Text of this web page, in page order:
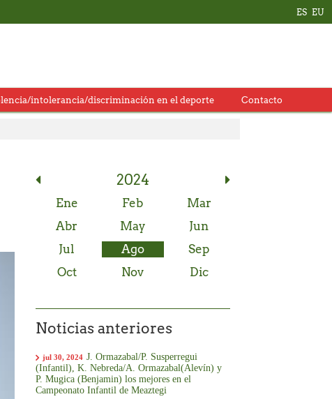
ES EU
intolerancia/discriminación en el deporte Contacto
Carlos Hekneby
la web oficial.
2024
Ene Feb
Mar
Abr
May
Jun
Jul
Ago
Sep
Oct
Nov Dic
Noticias anteriores
jul 30, 2024 J. Ormazabal/P. Susperregui
(Infantil), K. Nebreda/A. Ormazabal(Alevín) y
P. Mugica (Benjamin) los mejores en el
Campeonato Infantil de Meaztegi